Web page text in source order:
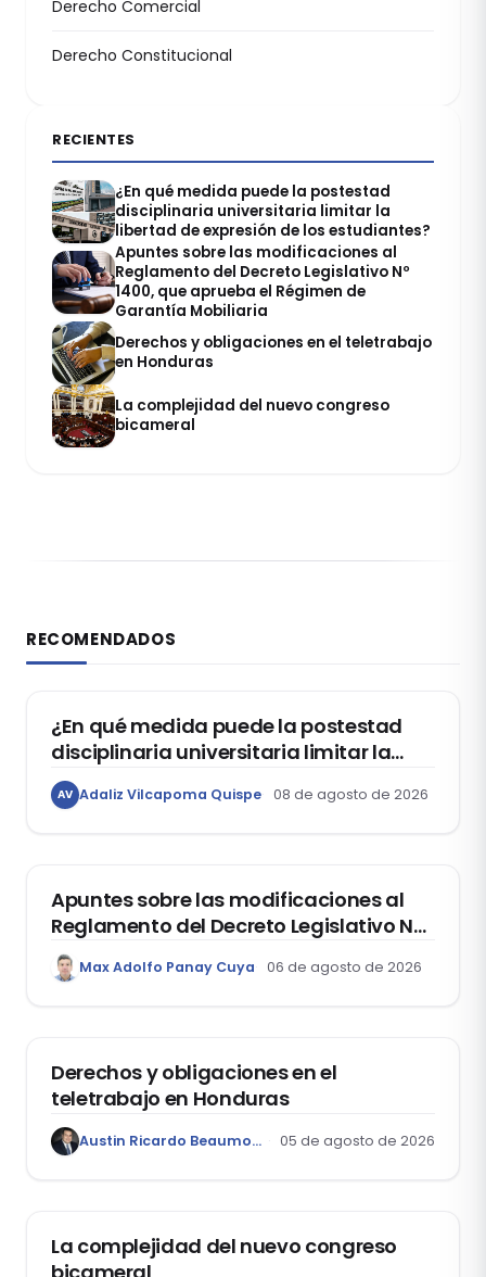
Derecho Comercial
Derecho Constitucional
RECIENTES
¿En qué medida puede la postestad
disciplinaria universitaria limitar la
libertad de expresión de los estudiantes?
Apuntes sobre las modificaciones al
Reglamento del Decreto Legislativo Nº
1400, que aprueba el Régimen de
Garantía Mobiliaria
Derechos y obligaciones en el teletrabajo
en Honduras
La complejidad del nuevo congreso
bicameral
RECOMENDADOS
DERECHO CONSTITUCIONAL
¿En qué medida puede la postestad
disciplinaria universitaria limitar la
libertad de expresión de los
estudiantes?
AV Adaliz Vilcapoma Quispe 08 de agosto de 2026
Apuntes sobre las modificaciones al
Reglamento del Decreto Legislativo Nº
1400, que aprueba el Régimen de
Garantía Mobiliaria
Max Adolfo Panay Cuya 06 de agosto de 2026
Derechos y obligaciones en el
teletrabajo en Honduras
Austin Ricardo Beaumont Rivera 05 de agosto de 2026
La complejidad del nuevo congreso